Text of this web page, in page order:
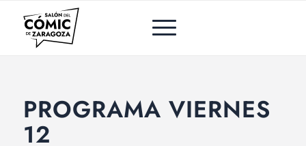
PROGRAMA VIERNES
12